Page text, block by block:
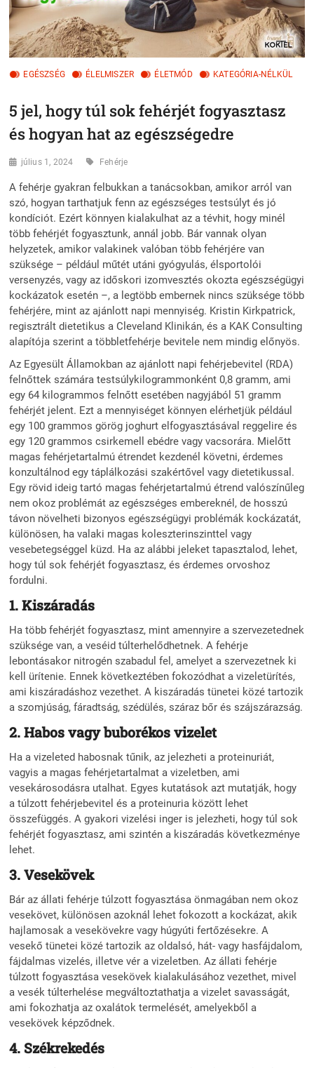
EGÉSZSÉG ÉLELMISZER ÉLETMÓD KATEGÓRIA-NÉLKÜL
5 jel, hogy túl sok fehérjét fogyasztasz
és hogyan hat az egészségedre
július 1, 2024 Fehérje
A fehérje gyakran felbukkan a tanácsokban, amikor arról van
szó, hogyan tarthatjuk fenn az egészséges testsúlyt és jó
kondíciót. Ezért könnyen kialakulhat az a tévhit, hogy minél
több fehérjét fogyasztunk, annál jobb. Bár vannak olyan
helyzetek, amikor valakinek valóban több fehérjére van
szüksége – például műtét utáni gyógyulás, élsportolói
versenyzés, vagy az időskori izomvesztés okozta egészségügyi
kockázatok esetén –, a legtöbb embernek nincs szüksége több
fehérjére, mint az ajánlott napi mennyiség. Kristin Kirkpatrick,
regisztrált dietetikus a Cleveland Klinikán, és a KAK Consulting
alapítója szerint a többletfehérje bevitele nem mindig előnyös.
Az Egyesült Államokban az ajánlott napi fehérjebevitel (RDA)
felnőttek számára testsúlykilogrammonként 0,8 gramm, ami
egy 64 kilogrammos felnőtt esetében nagyjából 51 gramm
fehérjét jelent. Ezt a mennyiséget könnyen elérhetjük például
egy 100 grammos görög joghurt elfogyasztásával reggelire és
egy 120 grammos csirkemell ebédre vagy vacsorára. Mielőtt
magas fehérjetartalmú étrendet kezdenél követni, érdemes
konzultálnod egy táplálkozási szakértővel vagy dietetikussal.
Egy rövid ideig tartó magas fehérjetartalmú étrend valószínűleg
nem okoz problémát az egészséges embereknél, de hosszú
távon növelheti bizonyos egészségügyi problémák kockázatát,
különösen, ha valaki magas koleszterinszinttel vagy
vesebetegséggel küzd. Ha az alábbi jeleket tapasztalod, lehet,
hogy túl sok fehérjét fogyasztasz, és érdemes orvoshoz
fordulni.
1. Kiszáradás
Ha több fehérjét fogyasztasz, mint amennyire a szervezetednek
szüksége van, a veséid túlterhelődhetnek. A fehérje
lebontásakor nitrogén szabadul fel, amelyet a szervezetnek ki
kell ürítenie. Ennek következtében fokozódhat a vizeletürítés,
ami kiszáradáshoz vezethet. A kiszáradás tünetei közé tartozik
a szomjúság, fáradtság, szédülés, száraz bőr és szájszárazság.
2. Habos vagy buborékos vizelet
Ha a vizeleted habosnak tűnik, az jelezheti a proteinuriát,
vagyis a magas fehérjetartalmat a vizeletben, ami
vesekárosodásra utalhat. Egyes kutatások azt mutatják, hogy
a túlzott fehérjebevitel és a proteinuria között lehet
összefüggés. A gyakori vizelési inger is jelezheti, hogy túl sok
fehérjét fogyasztasz, ami szintén a kiszáradás következménye
lehet.
3. Vesekövek
Bár az állati fehérje túlzott fogyasztása önmagában nem okoz
vesekövet, különösen azoknál lehet fokozott a kockázat, akik
hajlamosak a vesekövekre vagy húgyúti fertőzésekre. A
vesekő tünetei közé tartozik az oldalsó, hát- vagy hasfájdalom,
fájdalmas vizelés, illetve vér a vizeletben. Az állati fehérje
túlzott fogyasztása vesekövek kialakulásához vezethet, mivel
a vesék túlterhelése megváltoztathatja a vizelet savasságát,
ami fokozhatja az oxalátok termelését, amelyekből a
vesekövek képződnek.
4. Székrekedés